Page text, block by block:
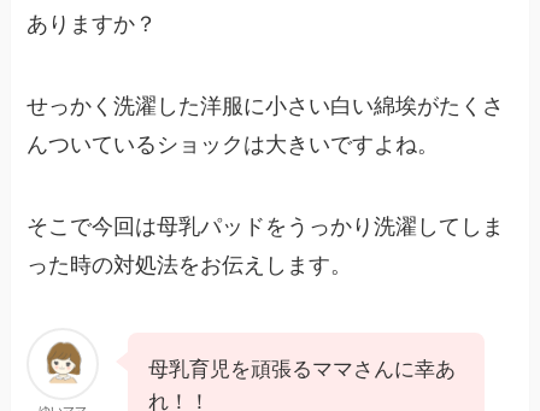
ありますか？
せっかく洗濯した洋服に小さい白い綿埃がたくさ
んついているショックは大きいですよね。
そこで今回は母乳パッドをうっかり洗濯してしま
った時の対処法をお伝えします。
母乳育児を頑張るママさんに幸あ
れ！！